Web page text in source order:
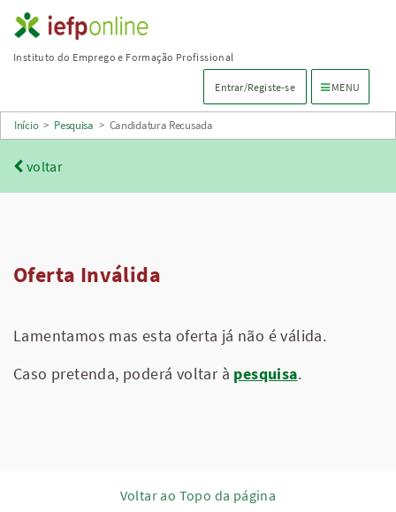
Saltar
para
principal
Instituto do Emprego e Formação Profissional
Entrar/Registe-se Menu de
MENU
Início > Pesquisa > Candidatura Recusada
voltar
Oferta Inválida
Lamentamos mas esta oferta já não é válida.
Caso pretenda, poderá voltar à pesquisa.
Voltar ao Topo da página